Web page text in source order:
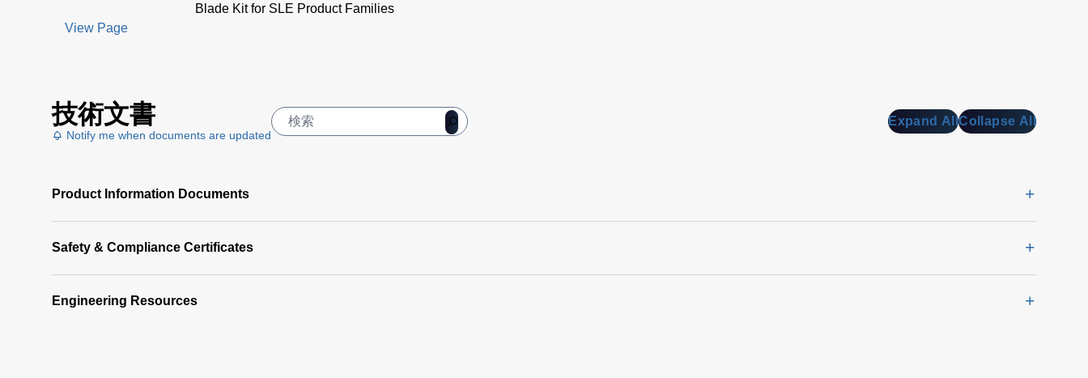
Blade Kit for SLE Product Families
View Page
技術文書
Notify me when documents are updated
Expand AllCollapse All
Product Information Documents
Safety & Compliance Certificates
Engineering Resources